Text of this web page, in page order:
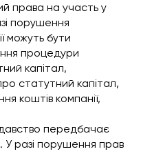
права на участь у
порушення
можуть бути
процедури
капітал,
статутний капітал,
коштів компанії,
передбачає
У разі порушення прав